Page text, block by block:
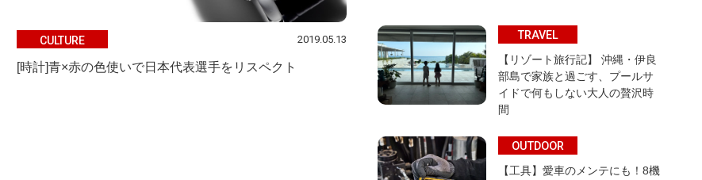
CULTURE 2019.05.13
[時計]青×赤の色使いで日本代表選手をリスペクト
TRAVEL
【リゾート旅行記】 沖縄・伊良
部島で家族と過ごす、プールサ
イドで何もしない大人の贅沢時
間
OUTDOOR
【工具】愛車のメンテにも！8機